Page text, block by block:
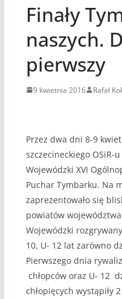
Finały
naszych.
pierwszy
9 kwietnia 2016 Rafał
Przez dwa dni 8-9
szczecineckiego OSiR-
Wojewódzki XVI
Puchar Tymbarku. Na
zaprezentowało się
powiatów
Wojewódzki
10, U- 12 lat zarówno
Pierwszego dnia
chłopców oraz U- 12
chłopięcych wystąpiły